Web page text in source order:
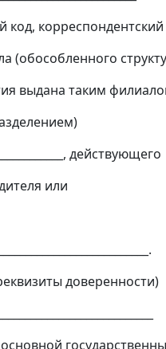
корреспондентский
(обособленного
выдана таким
действующего
или
доверенности)